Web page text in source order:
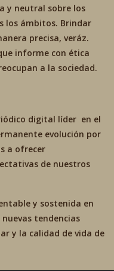
y neutral sobre los
los ámbitos. Brindar
precisa, veráz.
informe con ética
a la sociedad.
digital líder en el
evolución por
a ofrecer
de nuestros
y sostenida en
tendencias
y la calidad de vida de